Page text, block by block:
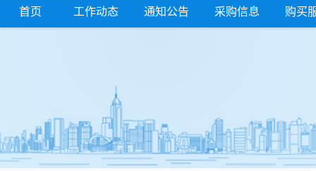
首页 工作动态 通知公告 采购信息 购买